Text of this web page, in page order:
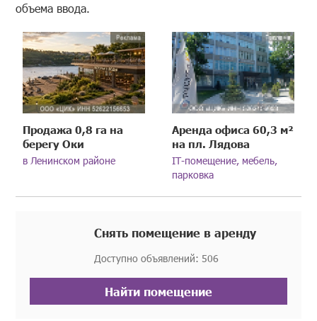
объема ввода.
Продажа 0,8 га на
берегу Оки
в Ленинском районе
Аренда офиса 60,3 м²
на пл. Лядова
IT-помещение, мебель,
парковка
Снять помещение в аренду
Доступно объявлений: 506
Найти помещение